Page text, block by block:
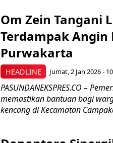
HEADLINE
Om Zein Tangani
Terdampak Angin
Purwakarta
Jumat, 2 Jan 2026 -
PASUNDANEKSPRES.CO –
memastikan bantuan bagi
kencang di Kecamatan